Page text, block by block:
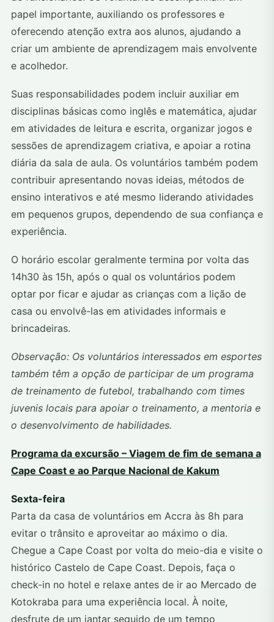
papel importante, auxiliando os professores e
oferecendo atenção extra aos alunos, ajudando a
criar um ambiente de aprendizagem mais envolvente
e acolhedor.
Suas responsabilidades podem incluir auxiliar em
disciplinas básicas como inglês e matemática, ajudar
em atividades de leitura e escrita, organizar jogos e
sessões de aprendizagem criativa, e apoiar a rotina
diária da sala de aula. Os voluntários também podem
contribuir apresentando novas ideias, métodos de
ensino interativos e até mesmo liderando atividades
em pequenos grupos, dependendo de sua confiança e
experiência.
O horário escolar geralmente termina por volta das
14h30 às 15h, após o qual os voluntários podem
optar por ficar e ajudar as crianças com a lição de
casa ou envolvê-las em atividades informais e
brincadeiras.
Observação: Os voluntários interessados em esportes
também têm a opção de participar de um programa
de treinamento de futebol, trabalhando com times
juvenis locais para apoiar o treinamento, a mentoria e
o desenvolvimento de habilidades.
Programa da excursão – Viagem de fim de semana a
Cape Coast e ao Parque Nacional de Kakum
Sexta-feira
Parta da casa de voluntários em Accra às 8h para
evitar o trânsito e aproveitar ao máximo o dia.
Chegue a Cape Coast por volta do meio-dia e visite o
histórico Castelo de Cape Coast. Depois, faça o
check-in no hotel e relaxe antes de ir ao Mercado de
Kotokraba para uma experiência local. À noite,
desfrute de um jantar seguido de um tempo